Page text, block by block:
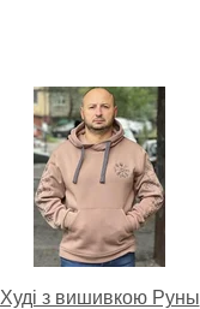
Худі з вишивкою Руны